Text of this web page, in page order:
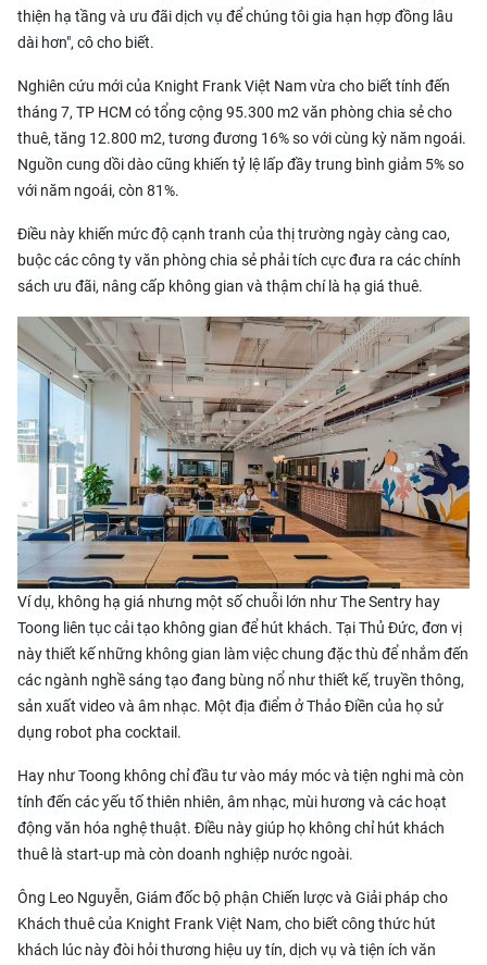
thiện hạ tầng và ưu đãi dịch vụ để chúng tôi gia hạn hợp đồng lâu
dài hơn", cô cho biết.
Nghiên cứu mới của Knight Frank Việt Nam vừa cho biết tính đến
tháng 7, TP HCM có tổng cộng 95.300 m2 văn phòng chia sẻ cho
thuê, tăng 12.800 m2, tương đương 16% so với cùng kỳ năm ngoái.
Nguồn cung dồi dào cũng khiến tỷ lệ lấp đầy trung bình giảm 5% so
với năm ngoái, còn 81%.
Điều này khiến mức độ cạnh tranh của thị trường ngày càng cao,
buộc các công ty văn phòng chia sẻ phải tích cực đưa ra các chính
sách ưu đãi, nâng cấp không gian và thậm chí là hạ giá thuê.
Ví dụ, không hạ giá nhưng một số chuỗi lớn như The Sentry hay
Toong liên tục cải tạo không gian để hút khách. Tại Thủ Đức, đơn vị
này thiết kế những không gian làm việc chung đặc thù để nhắm đến
các ngành nghề sáng tạo đang bùng nổ như thiết kế, truyền thông,
sản xuất video và âm nhạc. Một địa điểm ở Thảo Điền của họ sử
dụng robot pha cocktail.
Hay như Toong không chỉ đầu tư vào máy móc và tiện nghi mà còn
tính đến các yếu tố thiên nhiên, âm nhạc, mùi hương và các hoạt
động văn hóa nghệ thuật. Điều này giúp họ không chỉ hút khách
thuê là start-up mà còn doanh nghiệp nước ngoài.
Ông Leo Nguyễn, Giám đốc bộ phận Chiến lược và Giải pháp cho
Khách thuê của Knight Frank Việt Nam, cho biết công thức hút
khách lúc này đòi hỏi thương hiệu uy tín, dịch vụ và tiện ích văn